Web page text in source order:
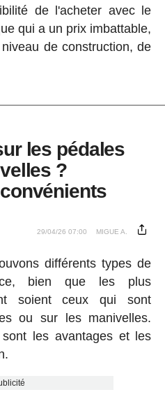
de l'acheter avec le
qui a un prix imbattable,
de construction, de
les pédales
?
29/04/26 07:00 MIGUE A.
différents types de
bien que les plus
soient ceux qui sont
ou sur les manivelles.
les avantages et les